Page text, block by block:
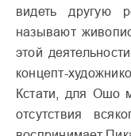
видеть другую
называют
этой
концепт-
Кстати, для Ошо
отсутствия